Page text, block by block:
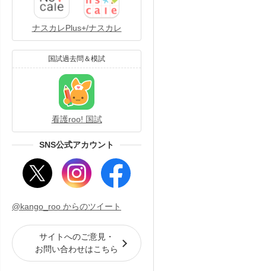
ナスカレPlus+/ナスカレ
国試過去問＆模試
看護roo! 国試
SNS公式アカウント
@kango_roo からのツイート
サイトへのご意見・
お問い合わせはこちら